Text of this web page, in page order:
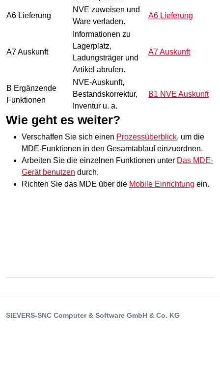
A6 Lieferung
NVE zuweisen und
Ware verladen.
A6 Lieferung
A7 Auskunft
Informationen zu
Lagerplatz,
Ladungsträger und
Artikel abrufen.
A7 Auskunft
B Ergänzende
Funktionen
NVE-Auskunft,
Bestandskorrektur,
Inventur u. a.
B1 NVE Auskunft
Wie geht es weiter?
Verschaffen Sie sich einen Prozessüberblick, um die
MDE-Funktionen in den Gesamtablauf einzuordnen.
Arbeiten Sie die einzelnen Funktionen unter Das MDE-
Gerät benutzen durch.
Richten Sie das MDE über die Mobile Einrichtung ein.
SIEVERS-SNC Computer & Software GmbH & Co. KG